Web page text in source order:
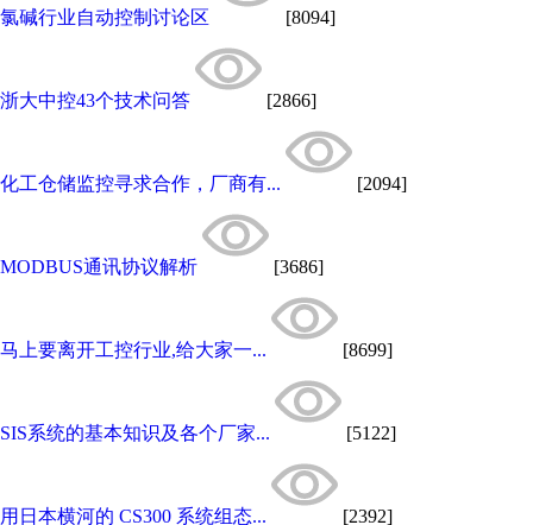
氯碱行业自动控制讨论区 [8094]
浙大中控43个技术问答 [2866]
化工仓储监控寻求合作，厂商有... [2094]
MODBUS通讯协议解析 [3686]
马上要离开工控行业,给大家一... [8699]
SIS系统的基本知识及各个厂家... [5122]
用日本横河的 CS300 系统组态... [2392]